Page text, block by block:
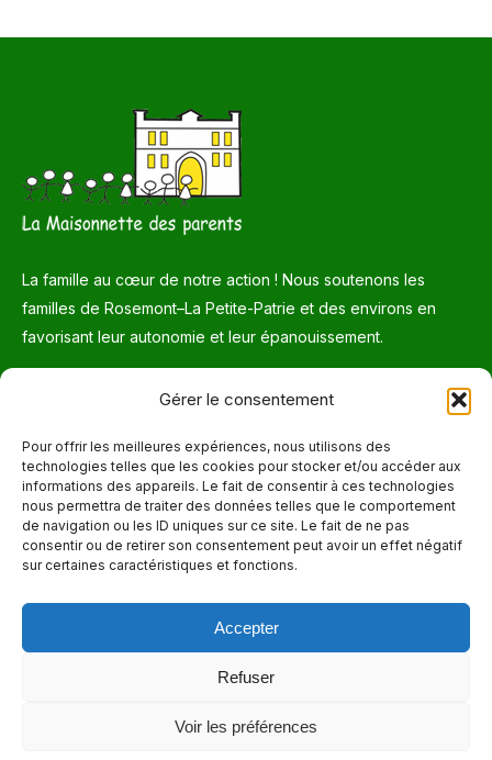
Gérer le consentement
Pour offrir les meilleures expériences, nous utilisons des
technologies telles que les cookies pour stocker et/ou accéder aux
informations des appareils. Le fait de consentir à ces technologies
nous permettra de traiter des données telles que le comportement
de navigation ou les ID uniques sur ce site. Le fait de ne pas
consentir ou de retirer son consentement peut avoir un effet négatif
sur certaines caractéristiques et fonctions.
Accepter
Refuser
Voir les préférences
La famille au cœur de notre action ! Nous soutenons les
familles de Rosemont–La Petite-Patrie et des environs en
favorisant leur autonomie et leur épanouissement.
Courriel
info@maisonnettedesparents.org
Trouvez nous sur :
6651, boul. Saint-Laurent, Montréal (Québec) H2S 3C5
Heures d'ouvertures